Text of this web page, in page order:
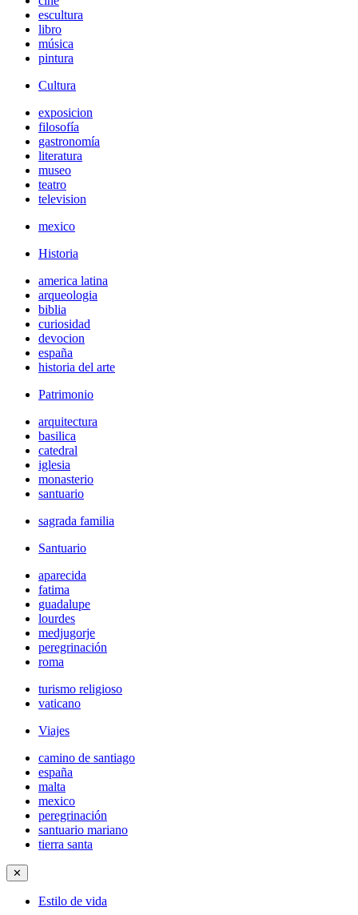
escultura
libro
música
pintura
Cultura
exposicion
filosofía
gastronomía
literatura
museo
teatro
television
mexico
Historia
america latina
arqueologia
biblia
curiosidad
devocion
españa
historia del arte
Patrimonio
arquitectura
basilica
catedral
iglesia
monasterio
santuario
sagrada familia
Santuario
aparecida
fatima
guadalupe
lourdes
medjugorje
peregrinación
roma
turismo religioso
vaticano
Viajes
camino de santiago
españa
malta
mexico
peregrinación
santuario mariano
tierra santa
✕
Estilo de vida